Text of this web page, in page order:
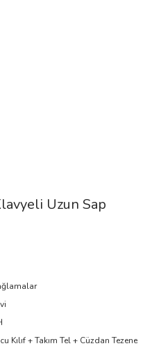
Uzun Sap
Kılıf + Takım Tel + Cüzdan Tezene